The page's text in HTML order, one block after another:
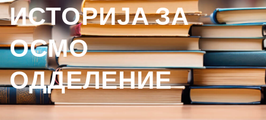
ИСТОРИЈА ЗА
ОСМО
ОДДЕЛЕНИЕ